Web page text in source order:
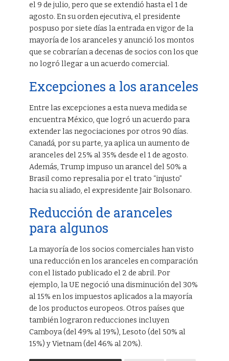
el 9 de julio, pero que se extendió hasta el 1 de
agosto. En su orden ejecutiva, el presidente
pospuso por siete días la entrada en vigor de la
mayoría de los aranceles y anunció los montos
que se cobrarían a decenas de socios con los que
no logró llegar a un acuerdo comercial.
Excepciones a los aranceles
Entre las excepciones a esta nueva medida se
encuentra México, que logró un acuerdo para
extender las negociaciones por otros 90 días.
Canadá, por su parte, ya aplica un aumento de
aranceles del 25% al 35% desde el 1 de agosto.
Además, Trump impuso un arancel del 50% a
Brasil como represalia por el trato “injusto”
hacia su aliado, el expresidente Jair Bolsonaro.
Reducción de aranceles
para algunos
La mayoría de los socios comerciales han visto
una reducción en los aranceles en comparación
con el listado publicado el 2 de abril. Por
ejemplo, la UE negoció una disminución del 30%
al 15% en los impuestos aplicados a la mayoría
de los productos europeos. Otros países que
también lograron reducciones incluyen
Camboya (del 49% al 19%), Lesoto (del 50% al
15%) y Vietnam (del 46% al 20%).